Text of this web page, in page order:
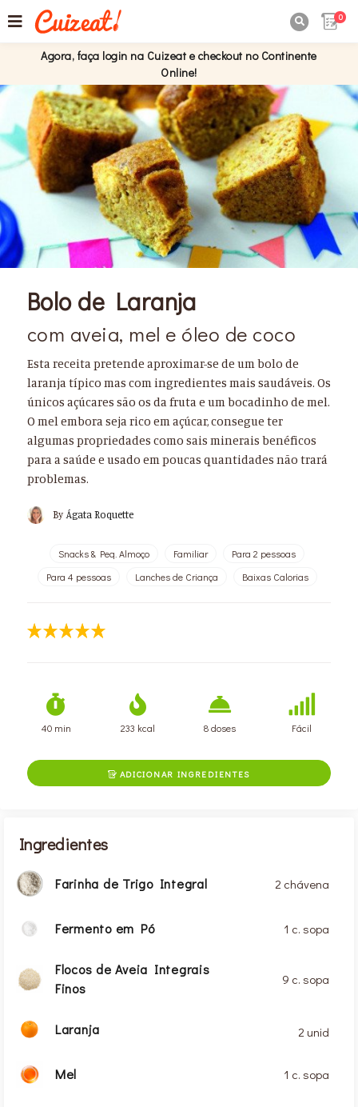
0
Agora, faça login na Cuizeat e checkout no Continente
Online!
Bolo de Laranja
com aveia, mel e óleo de coco
Esta receita pretende aproximar-se de um bolo de
laranja típico mas com ingredientes mais saudáveis. Os
únicos açúcares são os da fruta e um bocadinho de mel.
O mel embora seja rico em açúcar, consegue ter
algumas propriedades como sais minerais benéficos
para a saúde e usado em poucas quantidades não trará
problemas.
By Ágata Roquette
Snacks & Peq. Almoço Familiar
Para 2 pessoas
Para 4 pessoas
Lanches de Criança Baixas Calorias
40 min 233 kcal 8 doses Fácil
ADICIONAR INGREDIENTES
Ingredientes
Farinha de Trigo Integral 2 chávena
Fermento em Pó 1 c. sopa
Flocos de Aveia Integrais
Finos
9 c. sopa
Laranja 2 unid
Mel 1 c. sopa